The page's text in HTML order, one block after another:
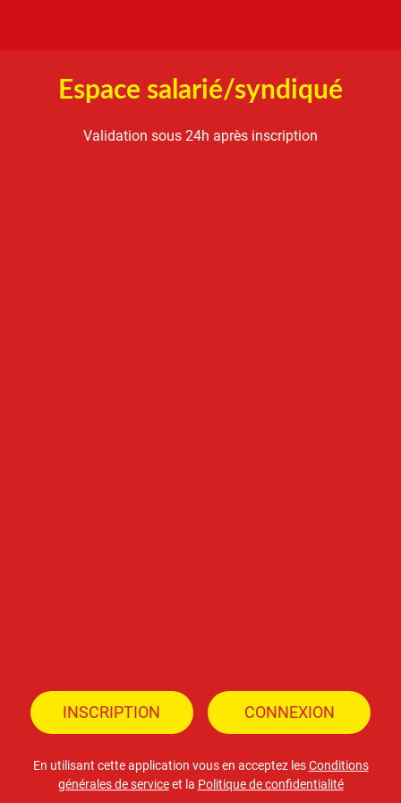
Espace salarié/syndiqué
Validation sous 24h après inscription
INSCRIPTION CONNEXION
En utilisant cette application vous en acceptez lesConditions
générales de serviceet la Politique de confidentialité